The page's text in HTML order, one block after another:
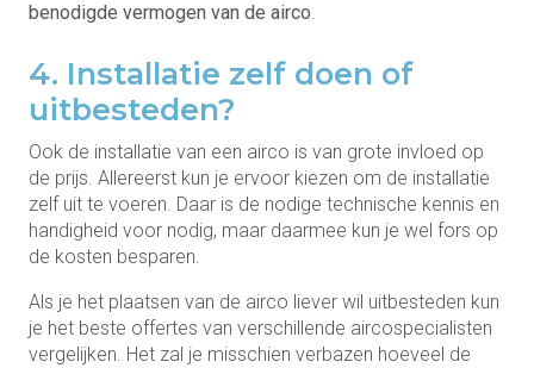
benodigde vermogen van de airco.
4. Installatie zelf doen of
uitbesteden?
Ook de installatie van een airco is van grote invloed op
de prijs. Allereerst kun je ervoor kiezen om de installatie
zelf uit te voeren. Daar is de nodige technische kennis en
handigheid voor nodig, maar daarmee kun je wel fors op
de kosten besparen.
Als je het plaatsen van de airco liever wil uitbesteden kun
je het beste offertes van verschillende aircospecialisten
vergelijken. Het zal je misschien verbazen hoeveel de